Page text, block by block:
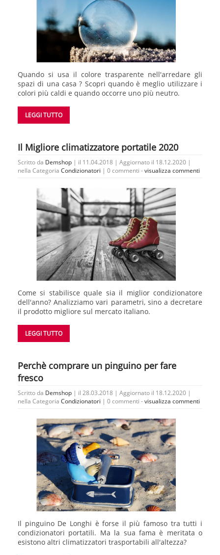
Quando si usa il colore trasparente nell'arredare gli
spazi di una casa ? Scopri quando è meglio utilizzare i
colori più caldi e quando occorre uno più neutro.
LEGGI TUTTO
Il Migliore climatizzatore portatile 2020
Scritto da Demshop | il 11.04.2018 | Aggiornato il 18.12.2020 |
nella Categoria Condizionatori | 0 commenti -visualizza commenti
Come si stabilisce quale sia il miglior condizionatore
dell'anno? Analizziamo vari parametri, sino a decretare
il prodotto migliore sul mercato italiano.
LEGGI TUTTO
Perchè comprare un pinguino per fare
fresco
Scritto da Demshop | il 28.03.2018 | Aggiornato il 18.12.2020 |
nella Categoria Condizionatori | 0 commenti -visualizza commenti
Il pinguino De Longhi è forse il più famoso tra tutti i
condizionatori portatili. Ma la sua fama è meritata o
esistono altri climatizzatori trasportabili all'altezza?